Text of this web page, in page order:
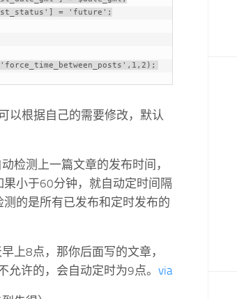
以根据自己的需要修改，默认
检测上一篇文章的发布时间，
小于60分钟，就自动定时间隔
的是所有已发布和定时发布的
上8点，那你后面写的文章，
许的，会自动定时为9点。 via